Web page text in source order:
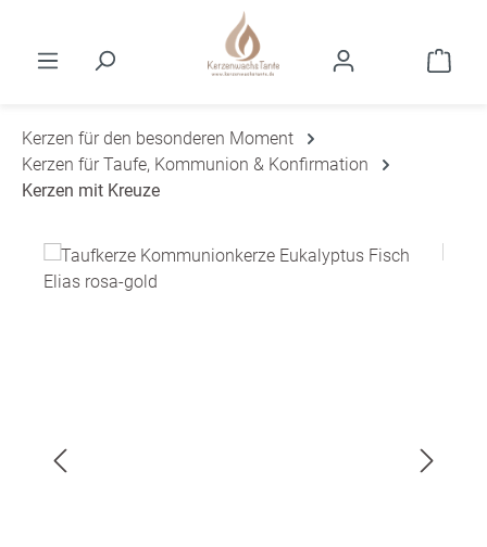
Kerzen für den besonderen Moment
Kerzen für Taufe, Kommunion & Konfirmation
Kerzen mit Kreuze
Bildergalerie überspringen